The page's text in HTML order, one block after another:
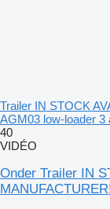
Trailer IN STOCK
AGM03 low-loader 3
40
VIDÉO
Onder Trailer IN